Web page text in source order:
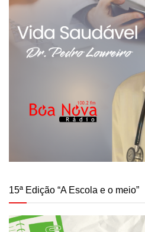
15ª Edição “A Escola e o meio”